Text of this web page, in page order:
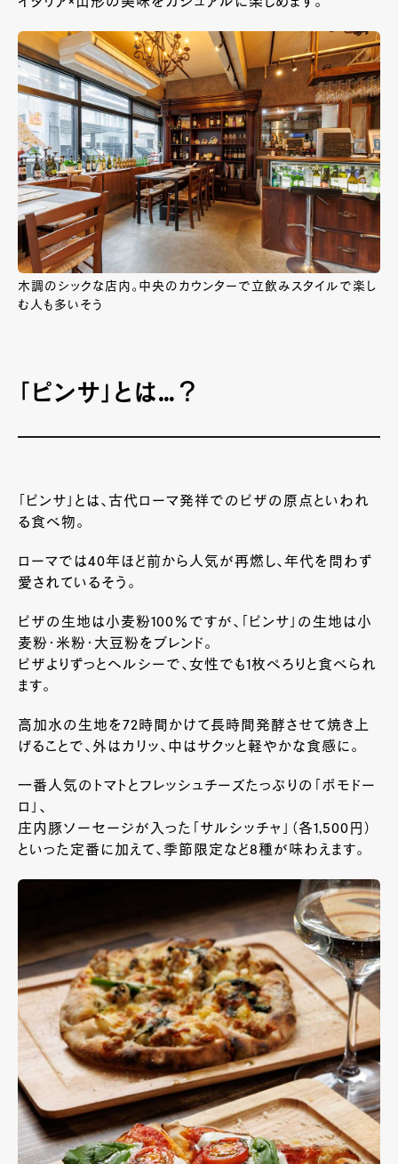
木調のシックな店内。中央のカウンターで立飲みスタイルで楽し
む人も多いそう
「ピンサ」とは…？
「ピンサ」とは、古代ローマ発祥でのピザの原点といわれ
る食べ物。
ローマでは40年ほど前から人気が再燃し、年代を問わず
愛されているそう。
ピザの生地は小麦粉100％ですが、「ピンサ」の生地は小
麦粉・米粉・大豆粉をブレンド。
ピザよりずっとヘルシーで、女性でも1枚ぺろりと食べられ
ます。
高加水の生地を72時間かけて長時間発酵させて焼き上
げることで、外はカリッ、中はサクッと軽やかな食感に。
一番人気のトマトとフレッシュチーズたっぷりの「ポモドー
ロ」、
庄内豚ソーセージが入った「サルシッチャ」（各1,500円）
といった定番に加えて、季節限定など8種が味わえます。